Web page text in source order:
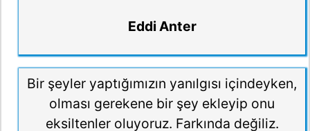
Eddi Anter
Bir şeyler yaptığımızın yanılgısı içindeyken,
olması gerekene bir şey ekleyip onu
eksiltenler oluyoruz. Farkında değiliz.